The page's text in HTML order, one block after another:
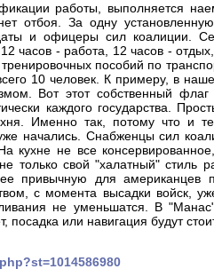
работы, выполняется
За одну
и офицеры сил коалиции.
часов - работа, 12 часов -
тренировочных пособий по
10 человек. К примеру, в
Вот этот собственный
каждого государства.
Именно так, потому что и
начались. Снабженцы сил
кухне не все
только свой "халатный" стиль
привычную для американцев
с момента высадки войск,
не уменьшатся. В
посадка или навигация будут